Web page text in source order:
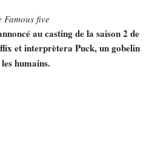
Famous five
au casting de la saison 2 de
et interprètera Puck, un gobelin
humains.